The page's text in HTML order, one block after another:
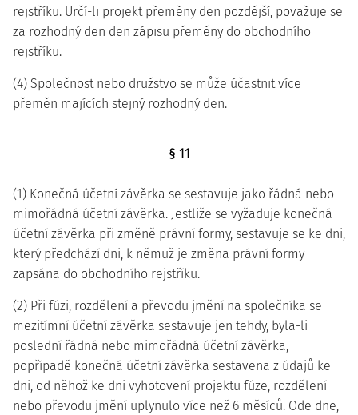
rejstříku. Určí-li projekt přeměny den pozdější, považuje se
za rozhodný den den zápisu přeměny do obchodního
rejstříku.
(4) Společnost nebo družstvo se může účastnit více
přeměn majících stejný rozhodný den.
§ 11
(1) Konečná účetní závěrka se sestavuje jako řádná nebo
mimořádná účetní závěrka. Jestliže se vyžaduje konečná
účetní závěrka při změně právní formy, sestavuje se ke dni,
který předchází dni, k němuž je změna právní formy
zapsána do obchodního rejstříku.
(2) Při fúzi, rozdělení a převodu jmění na společníka se
mezitímní účetní závěrka sestavuje jen tehdy, byla-li
poslední řádná nebo mimořádná účetní závěrka,
popřípadě konečná účetní závěrka sestavena z údajů ke
dni, od něhož ke dni vyhotovení projektu fúze, rozdělení
nebo převodu jmění uplynulo více než 6 měsíců. Ode dne,